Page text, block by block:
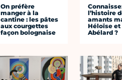
On préfère
manger à la
cantine : les pâtes
aux courgettes
façon bolognaise
l’histoire
amants
Héloïse et
Abélard ?